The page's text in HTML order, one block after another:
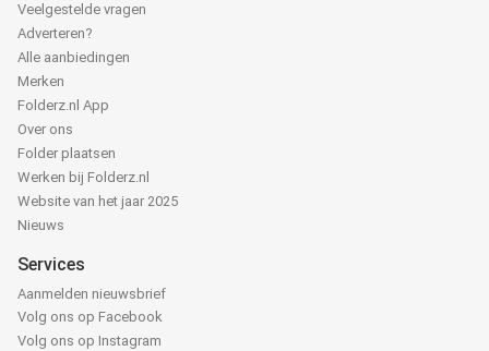
Veelgestelde vragen
Adverteren?
Alle aanbiedingen
Merken
Folderz.nl App
Over ons
Folder plaatsen
Werken bij Folderz.nl
Website van het jaar 2025
Nieuws
Services
Aanmelden nieuwsbrief
Volg ons op Facebook
Volg ons op Instagram